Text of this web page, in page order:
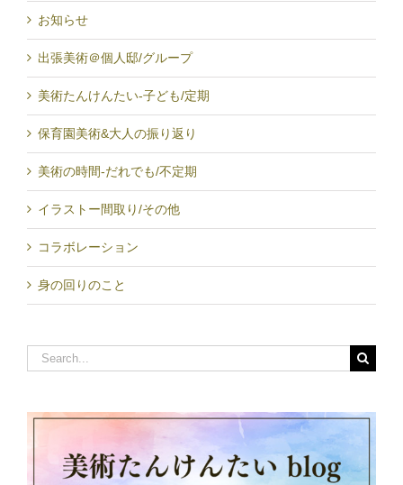
お知らせ
出張美術＠個人邸/グループ
美術たんけんたい-子ども/定期
保育園美術&大人の振り返り
美術の時間-だれでも/不定期
イラストー間取り/その他
コラボレーション
身の回りのこと
Search
for: